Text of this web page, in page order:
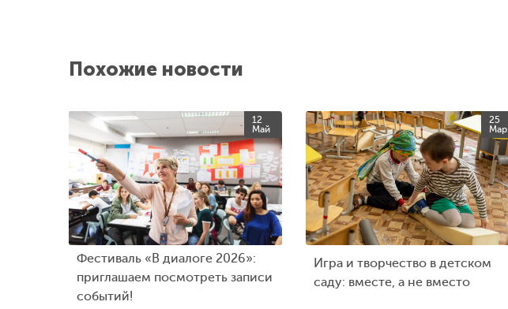
Похожие новости
12
Май
Фестиваль «В диалоге 2026»:
приглашаем посмотреть записи
событий!
25
Мар
Игра и творчество в детском
саду: вместе, а не вместо